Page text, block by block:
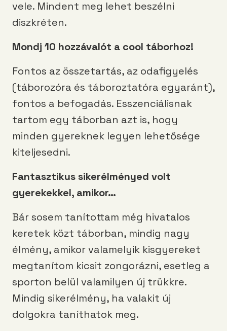
vele. Mindent meg lehet beszélni
diszkréten.
Mondj 10 hozzávalót a cool táborhoz!
Fontos az összetartás, az odafigyelés
(táborozóra és táboroztatóra egyaránt),
fontos a befogadás. Esszenciálisnak
tartom egy táborban azt is, hogy
minden gyereknek legyen lehetősége
kiteljesedni.
Fantasztikus sikerélményed volt
gyerekekkel, amikor…
Bár sosem tanítottam még hivatalos
keretek közt táborban, mindig nagy
élmény, amikor valamelyik kisgyereket
megtanítom kicsit zongorázni, esetleg a
sporton belül valamilyen új trükkre.
Mindig sikerélmény, ha valakit új
dolgokra taníthatok meg.